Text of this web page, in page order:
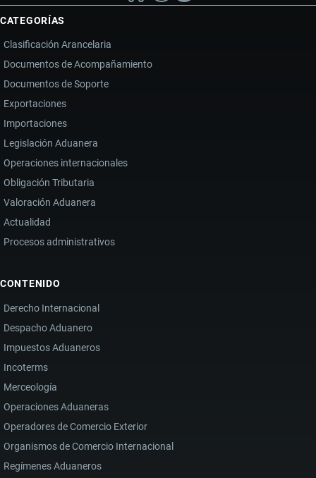
CATEGORÍAS
Clasificación Arancelaria
Documentos de Acompañamiento
Documentos de Soporte
Exportaciones
Importaciones
Legislación Aduanera
Operaciones internacionales
Obligación Tributaria
Valoración Aduanera
Actualidad
Procesos administrativos
CONTENIDO
Derecho Internacional
Despacho Aduanero
Impuestos Aduaneros
Incoterms
Merceología
Operaciones Aduaneras
Operadores de Comercio Exterior
Organismos de Comercio Internacional
Regímenes Aduaneros